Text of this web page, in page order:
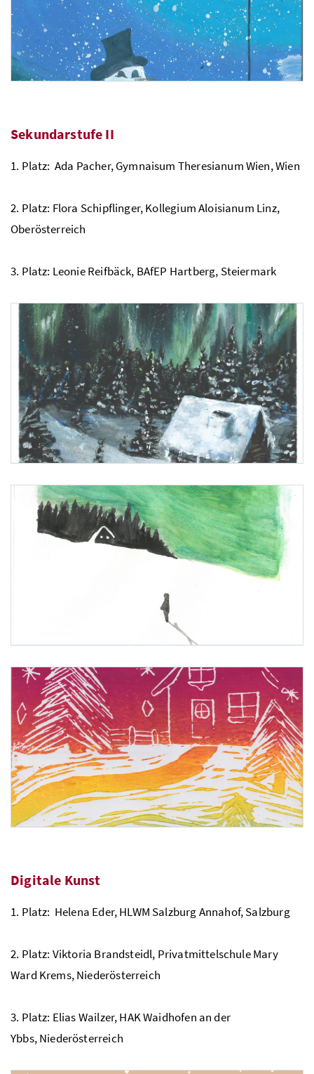
Sekundarstufe II
1. Platz: Ada Pacher, Gymnaisum Theresianum Wien, Wien
2. Platz: Flora Schipflinger, Kollegium Aloisianum Linz,
Oberösterreich
3. Platz: Leonie Reifbäck, BAfEP Hartberg, Steiermark
1. Platz: Ada Pacher, Gymnaisum Theresianum Wien, Wien
2. Platz: Flora Schipflinger, Kollegium Aloisianum Linz, Oberösterreich
Digitale Kunst
1. Platz: Helena Eder, HLWM Salzburg Annahof, Salzburg
2. Platz: Viktoria Brandsteidl, Privatmittelschule Mary
Ward Krems, Niederösterreich
3. Platz: Elias Wailzer,HAKWaidhofen an der
Ybbs, Niederösterreich